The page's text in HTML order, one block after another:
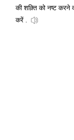
की शक़्ति को नष्ट करने
करें .